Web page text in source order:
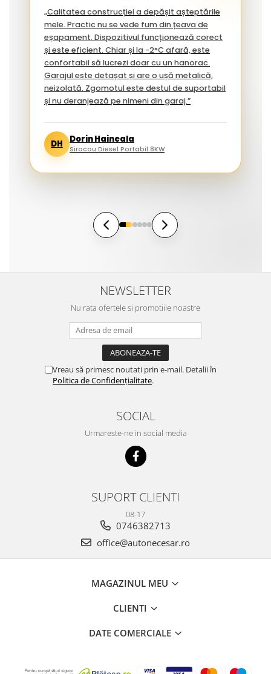
„Calitatea construcției a depășit așteptările
mele. Practic nu se vede fum din țeava de
eșapament. Dispozitivul funcționează corect
și este eficient. Chiar și la -2°C afară, este
confortabil să lucrezi doar cu un hanorac.
Garajul este detașat și are o ușă metalică,
neizolată. Zgomotul este destul de suportabil
și nu deranjează pe nimeni din garaj.”
DH Dorin Haineala
Sirocou Diesel Portabil 8KW
NEWSLETTER
Nu rata ofertele si promotiile noastre
Vreau să primesc noutati prin e-mail. Detalii în
Politica de Confidențialitate.
SOCIAL
Urmareste-ne in social media
SUPORT CLIENTI
08-17
0746382713
office@autonecesar.ro
MAGAZINUL MEU
CLIENTI
DATE COMERCIALE